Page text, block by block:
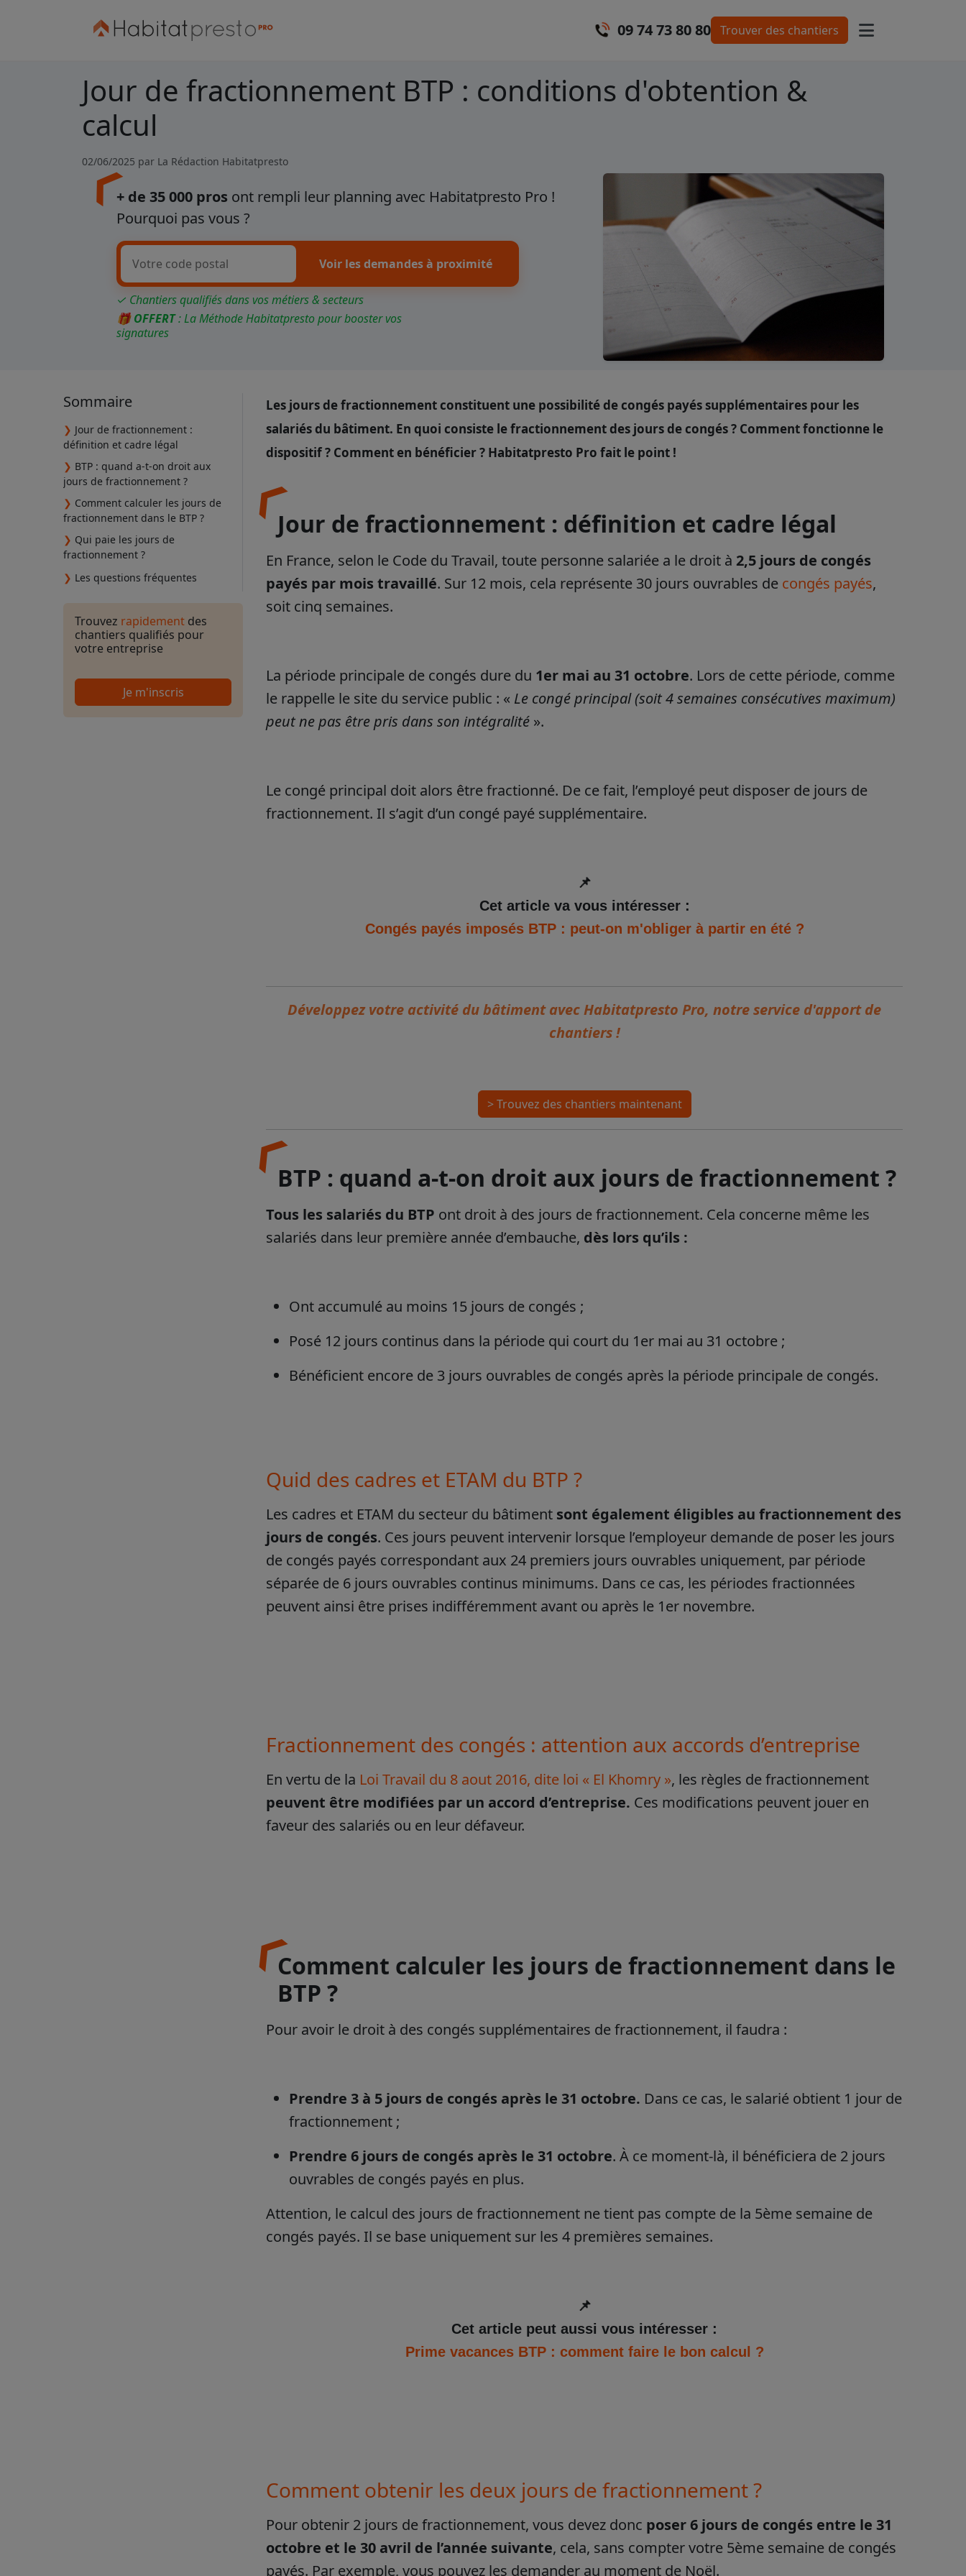
09 74 73 80 80 Trouver des chantiers
Jour de fractionnement BTP : conditions d'obtention &
calcul
02/06/2025 par La Rédaction Habitatpresto
+ de 35 000 pros ont rempli leur planning avec Habitatpresto Pro !
Pourquoi pas vous ?
Voir les demandes à proximité
✓ Chantiers qualifiés dans vos métiers & secteurs
🎁OFFERT: La Méthode Habitatpresto pour booster vos
signatures
Sommaire
❯ Jour de fractionnement :
définition et cadre légal
❯ BTP : quand a-t-on droit aux
jours de fractionnement ?
❯ Comment calculer les jours de
fractionnement dans le BTP ?
❯ Qui paie les jours de
fractionnement ?
❯ Les questions fréquentes
Trouvez rapidement des
chantiers qualifiés pour
votre entreprise
Je m'inscris
Les jours de fractionnement constituent une possibilité de congés payés supplémentaires pour les
salariés du bâtiment. En quoi consiste le fractionnement des jours de congés ? Comment fonctionne le
dispositif ? Comment en bénéficier ? Habitatpresto Pro fait le point !
Jour de fractionnement : définition et cadre légal
En France, selon le Code du Travail, toute personne salariée a le droit à 2,5 jours de congés
payés par mois travaillé. Sur 12 mois, cela représente 30 jours ouvrables de congés payés,
soit cinq semaines.
La période principale de congés dure du 1er mai au 31 octobre. Lors de cette période, comme
le rappelle le site du service public : « Le congé principal (soit 4 semaines consécutives maximum)
peut ne pas être pris dans son intégralité ».
Le congé principal doit alors être fractionné. De ce fait, l’employé peut disposer de jours de
fractionnement. Il s’agit d’un congé payé supplémentaire.
📌
Cet article va vous intéresser :
Congés payés imposés BTP : peut-on m'obliger à partir en été ?
Développez votre activité du bâtiment avec Habitatpresto Pro, notre service d'apport de
chantiers !
> Trouvez des chantiers maintenant
BTP : quand a-t-on droit aux jours de fractionnement ?
Tous les salariés du BTP ont droit à des jours de fractionnement. Cela concerne même les
salariés dans leur première année d’embauche, dès lors qu’ils :
Ont accumulé au moins 15 jours de congés ;
Posé 12 jours continus dans la période qui court du 1er mai au 31 octobre ;
Bénéficient encore de 3 jours ouvrables de congés après la période principale de congés.
Quid des cadres et ETAM du BTP ?
Les cadres et ETAM du secteur du bâtiment sont également éligibles au fractionnement des
jours de congés. Ces jours peuvent intervenir lorsque l’employeur demande de poser les jours
de congés payés correspondant aux 24 premiers jours ouvrables uniquement, par période
séparée de 6 jours ouvrables continus minimums. Dans ce cas, les périodes fractionnées
peuvent ainsi être prises indifféremment avant ou après le 1er novembre.
Fractionnement des congés : attention aux accords d’entreprise
En vertu de la Loi Travail du 8 aout 2016, dite loi « El Khomry », les règles de fractionnement
peuvent être modifiées par un accord d’entreprise. Ces modifications peuvent jouer en
faveur des salariés ou en leur défaveur.
Comment calculer les jours de fractionnement dans le
BTP ?
Pour avoir le droit à des congés supplémentaires de fractionnement, il faudra :
Prendre 3 à 5 jours de congés après le 31 octobre. Dans ce cas, le salarié obtient 1 jour de
fractionnement ;
Prendre 6 jours de congés après le 31 octobre. À ce moment-là, il bénéficiera de 2 jours
ouvrables de congés payés en plus.
Attention, le calcul des jours de fractionnement ne tient pas compte de la 5ème semaine de
congés payés. Il se base uniquement sur les 4 premières semaines.
📌
Cet article peut aussi vous intéresser :
Prime vacances BTP : comment faire le bon calcul ?
Comment obtenir les deux jours de fractionnement ?
Pour obtenir 2 jours de fractionnement, vous devez donc poser 6 jours de congés entre le 31
octobre et le 30 avril de l’année suivante, cela, sans compter votre 5ème semaine de congés
payés. Par exemple, vous pouvez les demander au moment de Noël.